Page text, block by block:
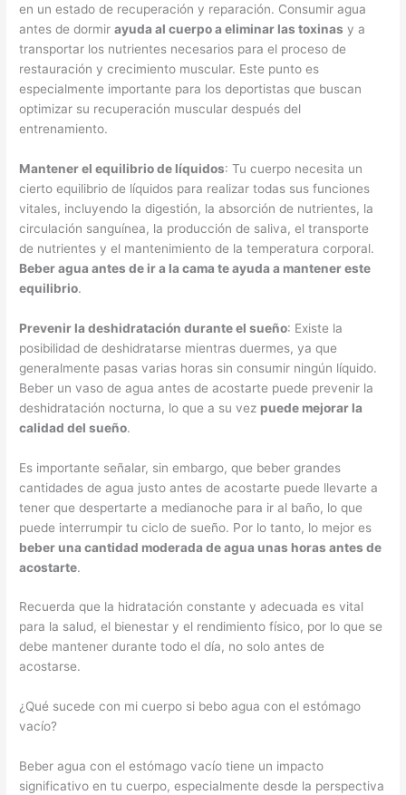
en un estado de recuperación y reparación. Consumir agua
antes de dormirayuda al cuerpo a eliminar las toxinas y a
transportar los nutrientes necesarios para el proceso de
restauración y crecimiento muscular. Este punto es
especialmente importante para los deportistas que buscan
optimizar su recuperación muscular después del
entrenamiento.
Mantener el equilibrio de líquidos: Tu cuerpo necesita un
cierto equilibrio de líquidos para realizar todas sus funciones
vitales, incluyendo la digestión, la absorción de nutrientes, la
circulación sanguínea, la producción de saliva, el transporte
de nutrientes y el mantenimiento de la temperatura corporal.
Beber agua antes de ir a la cama te ayuda a mantener este
equilibrio.
Prevenir la deshidratación durante el sueño: Existe la
posibilidad de deshidratarse mientras duermes, ya que
generalmente pasas varias horas sin consumir ningún líquido.
Beber un vaso de agua antes de acostarte puede prevenir la
deshidratación nocturna, lo que a su vez puede mejorar la
calidad del sueño.
Es importante señalar, sin embargo, que beber grandes
cantidades de agua justo antes de acostarte puede llevarte a
tener que despertarte a medianoche para ir al baño, lo que
puede interrumpir tu ciclo de sueño. Por lo tanto, lo mejor es
beber una cantidad moderada de agua unas horas antes de
acostarte.
Recuerda que la hidratación constante y adecuada es vital
para la salud, el bienestar y el rendimiento físico, por lo que se
debe mantener durante todo el día, no solo antes de
acostarse.
¿Qué sucede con mi cuerpo si bebo agua con el estómago
vacío?
Beber agua con el estómago vacío tiene un impacto
significativo en tu cuerpo, especialmente desde la perspectiva